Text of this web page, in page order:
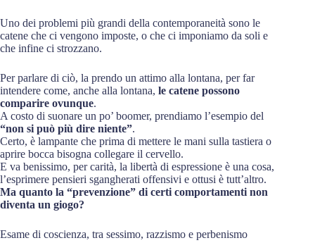
Uno dei problemi più grandi della contemporaneità sono le
catene che ci vengono imposte, o che ci imponiamo da soli e
che infine ci strozzano.
Per parlare di ciò, la prendo un attimo alla lontana, per far
intendere come, anche alla lontana, le catene possono
comparire ovunque.
A costo di suonare un po’ boomer, prendiamo l’esempio del
“non si può più dire niente”.
Certo, è lampante che prima di mettere le mani sulla tastiera o
aprire bocca bisogna collegare il cervello.
E va benissimo, per carità, la libertà di espressione è una cosa,
l’esprimere pensieri sgangherati offensivi e ottusi è tutt’altro.
Ma quanto la “prevenzione” di certi comportamenti non
diventa un giogo?
Esame di coscienza, tra sessimo, razzismo e perbenismo